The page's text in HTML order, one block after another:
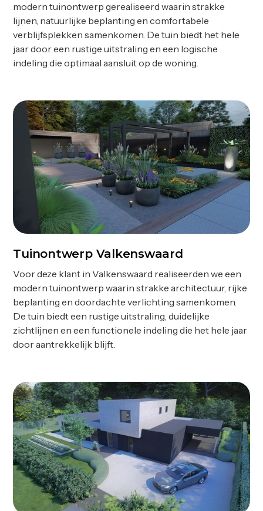
modern tuinontwerp gerealiseerd waarin strakke
lijnen, natuurlijke beplanting en comfortabele
verblijfsplekken samenkomen. De tuin biedt het hele
jaar door een rustige uitstraling en een logische
indeling die optimaal aansluit op de woning.
Ontwerp
Tuinontwerp Valkenswaard
Voor deze klant in Valkenswaard realiseerden we een
modern tuinontwerp waarin strakke architectuur, rijke
beplanting en doordachte verlichting samenkomen.
De tuin biedt een rustige uitstraling, duidelijke
zichtlijnen en een functionele indeling die het hele jaar
door aantrekkelijk blijft.